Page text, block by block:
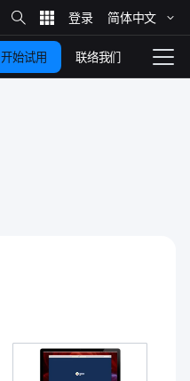
站
​内
​搜
索
简体​中文
拨
动
开始试用 联络我们